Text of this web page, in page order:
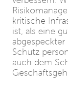
kritische
ist, als eine
Schutz
auch dem